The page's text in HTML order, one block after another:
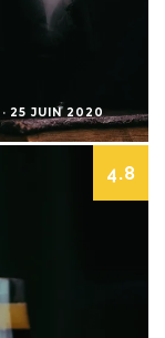
· 25 JUIN 2020
4.8